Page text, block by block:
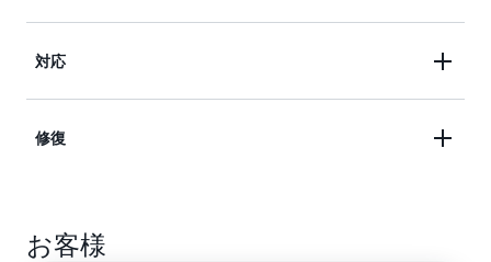
ロギングとモニタリングサービスを使用して、組織
ブルなプラットフォームに取り込みます。
対応
自動化したインシデント対応と復旧で、セキュリテ
修復
ほぼリアルタイムで迅速に修復および保護します。
お客様